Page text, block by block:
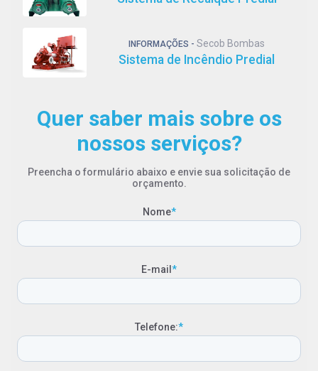
INFORMAÇÕES - Secob Bombas
Sistema de Incêndio Predial
Quer saber mais sobre os
nossos serviços?
Preencha o formulário abaixo e envie sua solicitação de
orçamento.
Nome*
E-mail *
Telefone:*